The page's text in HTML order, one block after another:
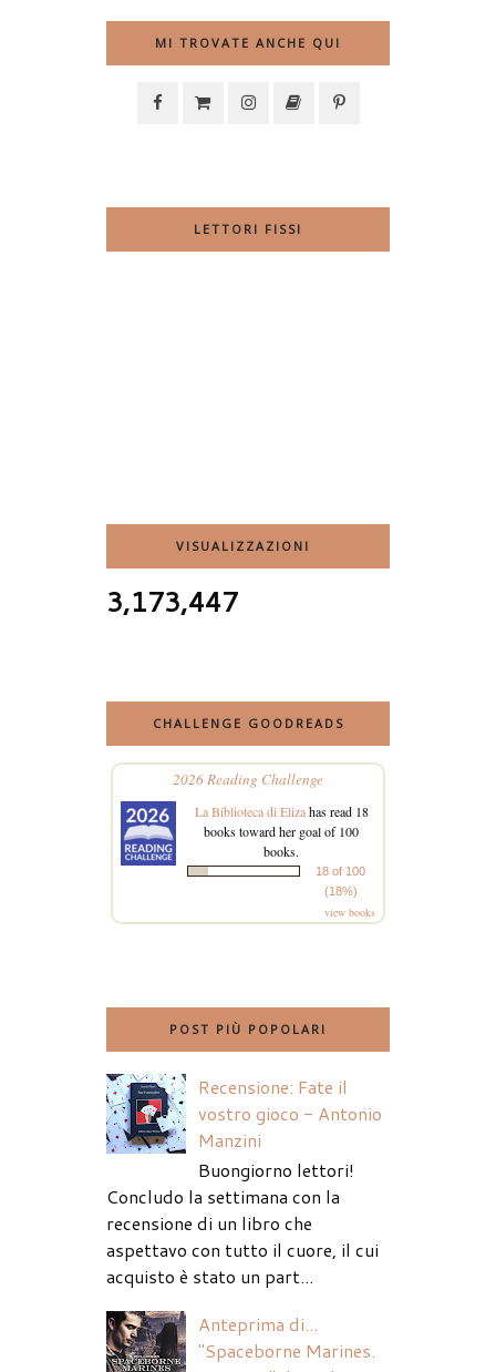
MI TROVATE ANCHE QUI
LETTORI FISSI
VISUALIZZAZIONI
3,173,447
CHALLENGE GOODREADS
2026 Reading Challenge
La Biblioteca di Elizahas read 18
books toward her goal of 100
books.
18 of 100
(18%)
view books
POST PIÙ POPOLARI
Recensione: Fate il
vostro gioco - Antonio
Manzini
Buongiorno lettori!
Concludo la settimana con la
recensione di un libro che
aspettavo con tutto il cuore, il cui
acquisto è stato un part...
Anteprima di...
"Spaceborne Marines.